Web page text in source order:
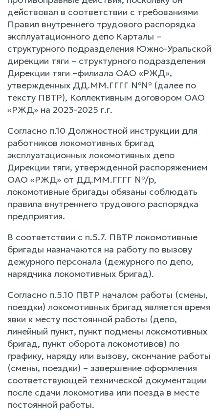
действовал в соответствии с требованиями
Правил внутреннего трудового распорядка
эксплуатационного депо Карталы –
структурного подразделения Южно-Уральской
дирекции тяги – структурного подразделения
Дирекции тяги –филиала ОАО «РЖД»,
утвержденных ДД.ММ.ГГГГ №№ (далее по
тексту ПВТР), Коллективным договором ОАО
«РЖД» на 2023-2025 г.г.
Согласно п.10 Должностной инструкции для
работников локомотивных бригад
эксплуатационных локомотивных депо
Дирекции тяги, утвержденной распоряжением
ОАО «РЖД» от ДД.ММ.ГГГГ №/р,
локомотивные бригады обязаны соблюдать
правила внутреннего трудового распорядка
предприятия.
В соответствии с п.5.7. ПВТР локомотивные
бригады назначаются на работу по вызову
дежурного персонала (дежурного по депо,
нарядчика локомотивных бригад).
Согласно п.5.10 ПВТР началом работы (смены,
поездки) локомотивных бригад является время
явки к месту постоянной работы (депо,
линейный пункт, пункт подмены локомотивных
бригад, пункт оборота локомотивов) по
графику, наряду или вызову, окончание работы
(смены, поездки) – завершение оформления
соответствующей технической документации
после сдачи локомотива или поезда в месте
постоянной работы.